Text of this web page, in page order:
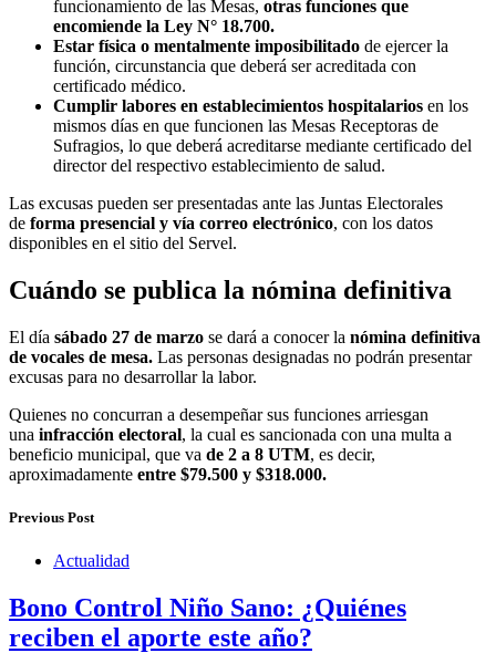
funcionamiento de las Mesas, otras funciones que
encomiende la Ley N° 18.700.
Estar física o mentalmente imposibilitado de ejercer la
función, circunstancia que deberá ser acreditada con
certificado médico.
Cumplir labores en establecimientos hospitalarios en los
mismos días en que funcionen las Mesas Receptoras de
Sufragios, lo que deberá acreditarse mediante certificado del
director del respectivo establecimiento de salud.
Las excusas pueden ser presentadas ante las Juntas Electorales
de forma presencial y vía correo electrónico, con los datos
disponibles en el sitio del Servel.
Cuándo se publica la nómina definitiva
El día sábado 27 de marzo se dará a conocer la nómina definitiva
de vocales de mesa. Las personas designadas no podrán presentar
excusas para no desarrollar la labor.
Quienes no concurran a desempeñar sus funciones arriesgan
una infracción electoral, la cual es sancionada con una multa a
beneficio municipal, que va de 2 a 8 UTM, es decir,
aproximadamente entre $79.500 y $318.000.
Previous Post
Actualidad
Bono Control Niño Sano: ¿Quiénes
reciben el aporte este año?